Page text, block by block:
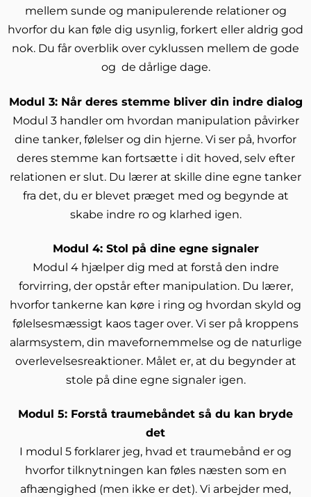
mellem sunde og manipulerende relationer og
hvorfor du kan føle dig usynlig, forkert eller aldrig god
nok. Du får overblik over cyklussen mellem de gode
og de dårlige dage.
Modul 3: Når deres stemme bliver din indre dialog
Modul 3 handler om hvordan manipulation påvirker
dine tanker, følelser og din hjerne. Vi ser på, hvorfor
deres stemme kan fortsætte i dit hoved, selv efter
relationen er slut. Du lærer at skille dine egne tanker
fra det, du er blevet præget med og begynde at
skabe indre ro og klarhed igen.
Modul 4: Stol på dine egne signaler
Modul 4 hjælper dig med at forstå den indre
forvirring, der opstår efter manipulation. Du lærer,
hvorfor tankerne kan køre i ring og hvordan skyld og
følelsesmæssigt kaos tager over. Vi ser på kroppens
alarmsystem, din mavefornemmelse og de naturlige
overlevelsesreaktioner. Målet er, at du begynder at
stole på dine egne signaler igen.
Modul 5: Forstå traumebåndet så du kan bryde
det
I modul 5 forklarer jeg, hvad et traumebånd er og
hvorfor tilknytningen kan føles næsten som en
afhængighed (men ikke er det). Vi arbejder med,